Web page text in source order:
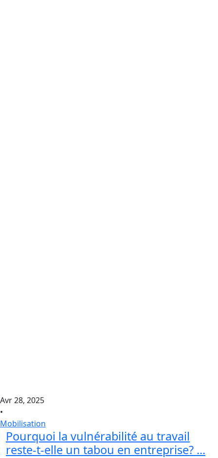
Avr 28, 2025
•
Mobilisation
Pourquoi la vulnérabilité au travail
reste-t-elle un tabou en entreprise? ...